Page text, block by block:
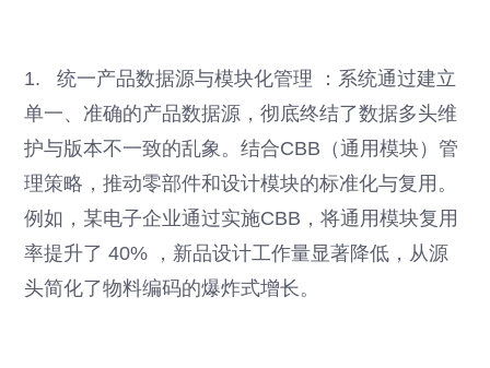
1. 统一产品数据源与模块化管理 ：系统通过建立
单一、准确的产品数据源，彻底终结了数据多头维
护与版本不一致的乱象。结合CBB（通用模块）管
理策略，推动零部件和设计模块的标准化与复用。
例如，某电子企业通过实施CBB，将通用模块复用
率提升了 40% ，新品设计工作量显著降低，从源
头简化了物料编码的爆炸式增长。